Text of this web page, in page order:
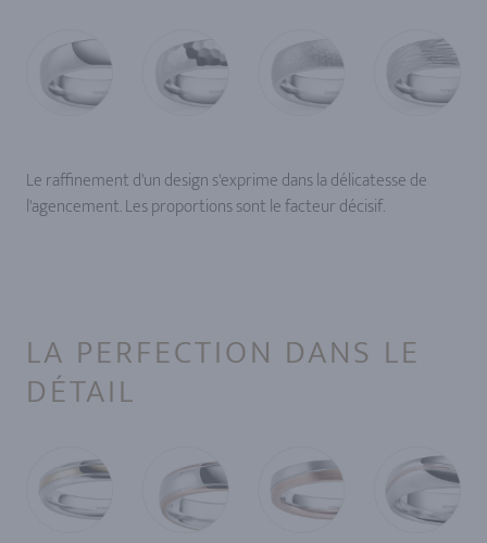
Le raffinement d'un design s'exprime dans la délicatesse de
l'agencement. Les proportions sont le facteur décisif.
LA PERFECTION DANS LE
DÉTAIL